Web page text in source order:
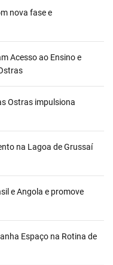
nova fase e
Acesso ao Ensino e
Ostras impulsiona
na Lagoa de Grussaí
e Angola e promove
Espaço na Rotina de